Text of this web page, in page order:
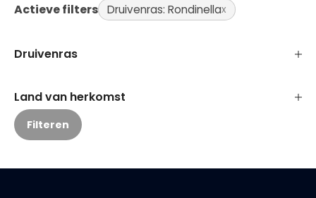
Actieve filters Druivenras: Rondinella
Druivenras
Land van herkomst
Filteren